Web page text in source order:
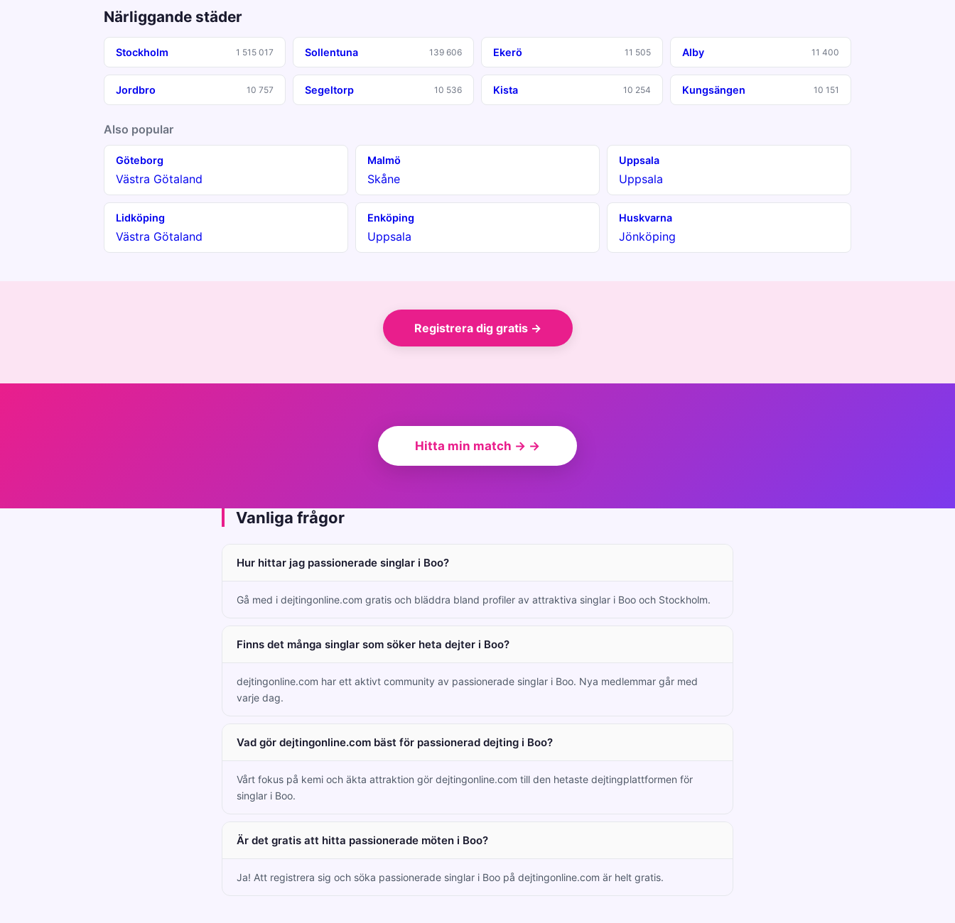
Närliggande städer
Stockholm 1 515 017 Sollentuna 139 606 Ekerö 11 505 Alby 11 400
Jordbro 10 757 Segeltorp 10 536 Kista 10 254 Kungsängen 10 151
Also popular
Göteborg
Västra Götaland
Malmö
Skåne
Uppsala
Uppsala
Lidköping
Västra Götaland
Enköping
Uppsala
Huskvarna
Jönköping
Registrera dig gratis →
Hitta min match → →
Vanliga frågor
Hur hittar jag passionerade singlar i Boo?
Gå med i dejtingonline.com gratis och bläddra bland profiler av attraktiva singlar i Boo och Stockholm.
Finns det många singlar som söker heta dejter i Boo?
dejtingonline.com har ett aktivt community av passionerade singlar i Boo. Nya medlemmar går med
varje dag.
Vad gör dejtingonline.com bäst för passionerad dejting i Boo?
Vårt fokus på kemi och äkta attraktion gör dejtingonline.com till den hetaste dejtingplattformen för
singlar i Boo.
Är det gratis att hitta passionerade möten i Boo?
Ja! Att registrera sig och söka passionerade singlar i Boo på dejtingonline.com är helt gratis.